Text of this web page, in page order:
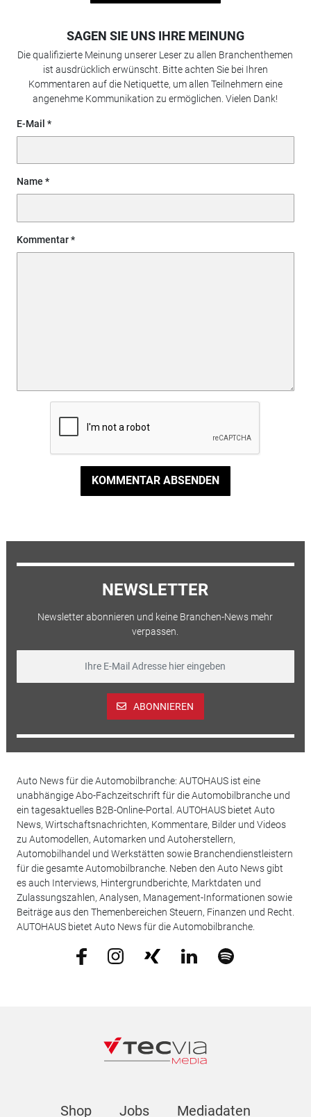
SAGEN SIE UNS IHRE MEINUNG
Die qualifizierte Meinung unserer Leser zu allen Branchenthemen
ist ausdrücklich erwünscht. Bitte achten Sie bei Ihren
Kommentaren auf die Netiquette, um allen Teilnehmern eine
angenehme Kommunikation zu ermöglichen. Vielen Dank!
E-Mail
Name
Kommentar
KOMMENTAR ABSENDEN
NEWSLETTER
Newsletter abonnieren und keine Branchen-News mehr
verpassen.
ABONNIEREN
Auto News für die Automobilbranche: AUTOHAUS ist eine
unabhängige Abo-Fachzeitschrift für die Automobilbranche und
ein tagesaktuelles B2B-Online-Portal. AUTOHAUS bietet Auto
News, Wirtschaftsnachrichten, Kommentare, Bilder und Videos
zu Automodellen, Automarken und Autoherstellern,
Automobilhandel und Werkstätten sowie Branchendienstleistern
für die gesamte Automobilbranche. Neben den Auto News gibt
es auch Interviews, Hintergrundberichte, Marktdaten und
Zulassungszahlen, Analysen, Management-Informationen sowie
Beiträge aus den Themenbereichen Steuern, Finanzen und Recht.
AUTOHAUS bietet Auto News für die Automobilbranche.
Shop Jobs Mediadaten